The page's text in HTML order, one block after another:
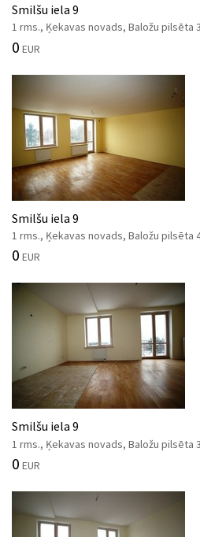
Smilšu iela 9
1 rms., Ķekavas novads, Baložu pilsēta
0 EUR
Smilšu iela 9
1 rms., Ķekavas novads, Baložu pilsēta
0 EUR
Smilšu iela 9
1 rms., Ķekavas novads, Baložu pilsēta
0 EUR